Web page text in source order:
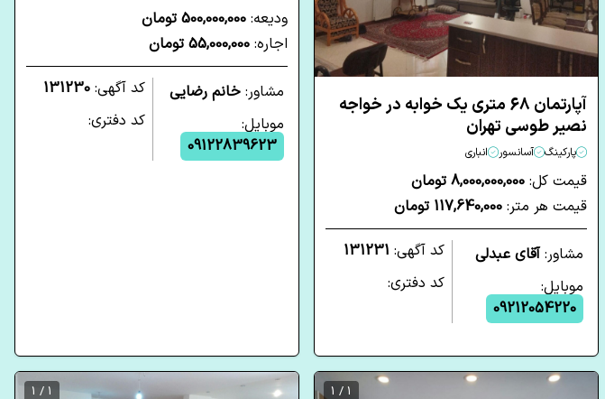
آپارتمان 68 متری یک خوابه در خواجه
نصیر طوسی تهران
پارکینگ آسانسور انباری
قیمت کل: 8,000,000,000 تومان
قیمت هر متر: 117,640,000 تومان
مشاور:آقای عبدلی
موبایل:
09212054220
کد آگهی: 131231
کد دفتری:
ودیعه: 500,000,000 تومان
اجاره: 55,000,000 تومان
مشاور: خانم رضایی
موبایل:
09122839623
کد آگهی: 131230
کد دفتری:
1 / 1
1 / 1